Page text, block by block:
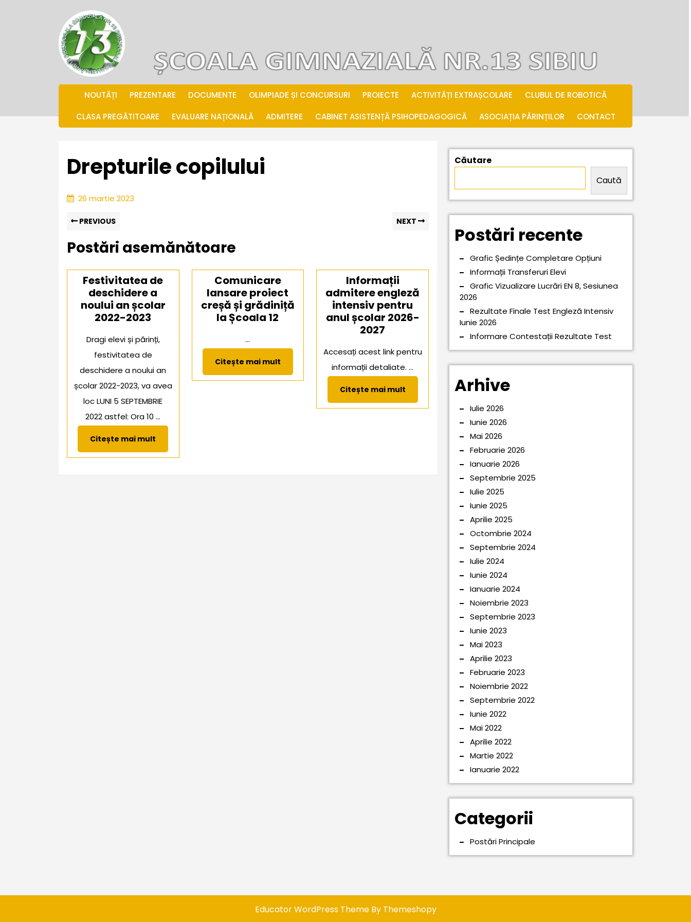
. NOUTĂȚI PREZENTARE DOCUMENTE OLIMPIADE ȘI CONCURSURI PROIECTE ACTIVITĂȚI EXTRAȘCOLARE
CLUBUL DE ROBOTICĂ
CLASA PREGĂTITOARE
EVALUARE NAȚIONALĂ ADMITERE CABINET ASISTENȚĂ PSIHOPEDAGOGICĂ ASOCIAȚIA PĂRINȚILOR CONTACT
Drepturile copilului
26 martie 2023
Navigare
în
articole
PREVIOUS NEXT
Postări asemănătoare
Festivitatea de
deschidere a
noului an școlar
2022-2023
Dragi elevi și părinți,
festivitatea de
deschidere a noului an
școlar 2022-2023, va avea
loc LUNI 5 SEPTEMBRIE
2022 astfel: Ora 10 ...
Citește mai mult
mai
mult
Comunicare
lansare proiect
creșă și grădiniță
la Școala 12
...
Citește mai multCitește
mai
mult
Informații
admitere engleză
intensiv pentru
anul școlar 2026-
2027
Accesați acest link pentru
informații detaliate. ...
Citește mai multCitește
mai
mult
Căutare
Caută
Postări recente
Grafic Ședințe Completare Opțiuni
Informații Transferuri Elevi
Grafic Vizualizare Lucrări EN 8, Sesiunea
2026
Rezultate Finale Test Engleză Intensiv
Iunie 2026
Informare Contestații Rezultate Test
Arhive
Iulie 2026
Iunie 2026
Mai 2026
Februarie 2026
Ianuarie 2026
Septembrie 2025
Iulie 2025
Iunie 2025
Aprilie 2025
Octombrie 2024
Septembrie 2024
Iulie 2024
Iunie 2024
Ianuarie 2024
Noiembrie 2023
Septembrie 2023
Iunie 2023
Mai 2023
Aprilie 2023
Februarie 2023
Noiembrie 2022
Septembrie 2022
Iunie 2022
Mai 2022
Aprilie 2022
Martie 2022
Ianuarie 2022
Categorii
Postări Principale
Educator WordPress ThemeBy Themeshopy